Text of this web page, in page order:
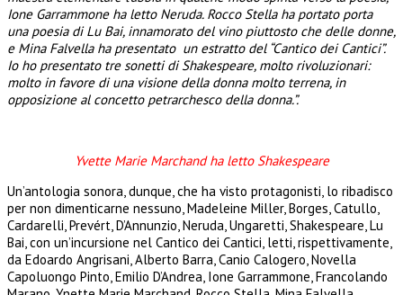
Ione Garrammone ha letto Neruda. Rocco Stella ha portato porta
una poesia di Lu Bai, innamorato del vino piuttosto che delle donne,
e Mina Falvella ha presentato un estratto del “Cantico dei Cantici”.
Io ho presentato tre sonetti di Shakespeare, molto rivoluzionari:
molto in favore di una visione della donna molto terrena, in
opposizione al concetto petrarchesco della donna.”.
Yvette Marie Marchand ha letto Shakespeare
Un’antologia sonora, dunque, che ha visto protagonisti, lo ribadisco
per non dimenticarne nessuno, Madeleine Miller, Borges, Catullo,
Cardarelli, Prevért, D’Annunzio, Neruda, Ungaretti, Shakespeare, Lu
Bai, con un’incursione nel Cantico dei Cantici, letti, rispettivamente,
da Edoardo Angrisani, Alberto Barra, Canio Calogero, Novella
Capoluongo Pinto, Emilio D’Andrea, Ione Garrammone, Francolando